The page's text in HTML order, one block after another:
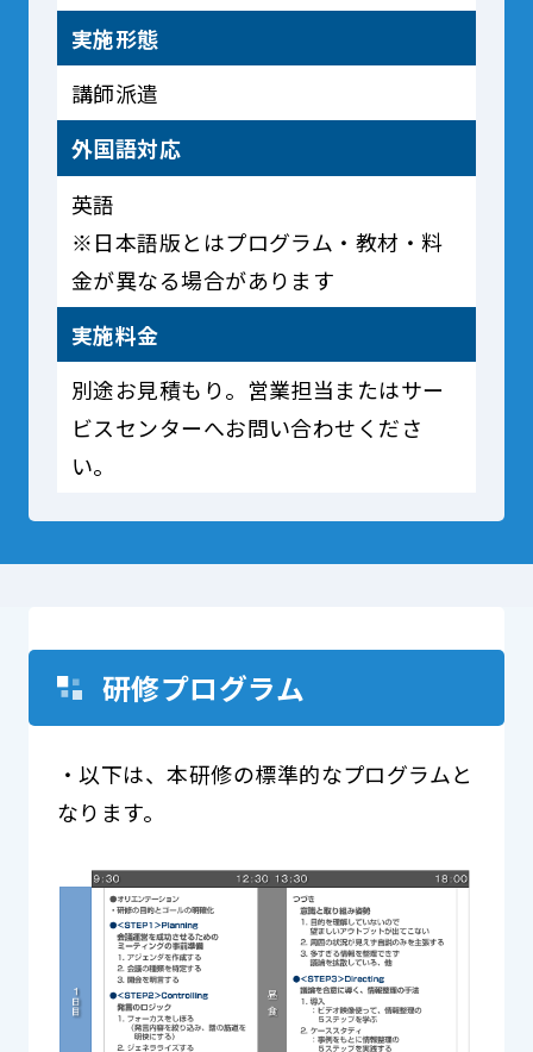
実施形態
講師派遣
外国語対応
英語
※日本語版とはプログラム・教材・料
金が異なる場合があります
実施料金
別途お見積もり。営業担当またはサー
ビスセンターへお問い合わせくださ
い。
研修プログラム
・以下は、本研修の標準的なプログラムと
なります。